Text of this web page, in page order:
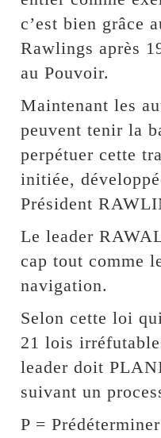
c’est bien grâce
Rawlings après
au Pouvoir.
Maintenant les
peuvent tenir la
perpétuer cette
initiée,
Président
Le leader
cap tout comme
navigation.
Selon cette loi
21 lois
leader doit
suivant un
P =